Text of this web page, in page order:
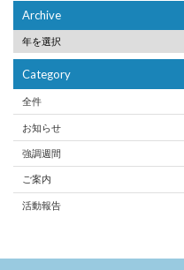
Archive
Category
全件
お知らせ
強調週間
ご案内
活動報告